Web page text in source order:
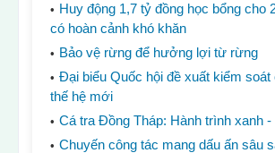
Huy động 1,7 tỷ đồng học bổng cho
có hoàn cảnh khó khăn
Bảo vệ rừng để hưởng lợi từ rừng
Đại biểu Quốc hội đề xuất kiểm soát
thế hệ mới
Cá tra Đồng Tháp: Hành trình xanh -
Chuyến công tác mang dấu ấn sâu